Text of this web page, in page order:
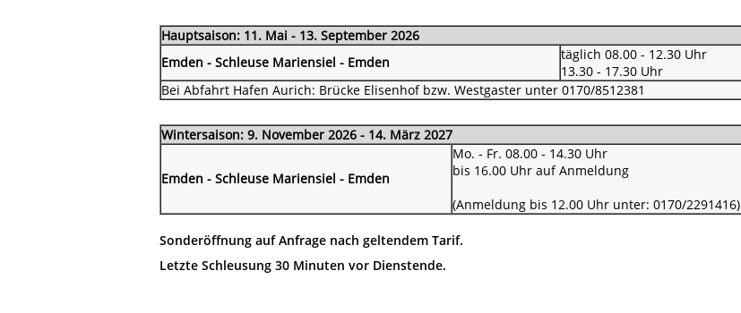
Hauptsaison: 11. Mai - 13. September 2026
Emden - Schleuse Mariensiel - Emden
täglich 08.00 - 12.30 Uhr
13.30 - 17.30 Uhr
Bei Abfahrt Hafen Aurich: Brücke Elisenhof bzw. Westgaster unter 0170/8512381
Wintersaison: 9. November 2026 - 14. März 2027
Emden - Schleuse Mariensiel - Emden
Mo. - Fr. 08.00 - 14.30 Uhr
bis 16.00 Uhr auf Anmeldung
(Anmeldung bis 12.00 Uhr unter: 0170/2291416)
Sonderöffnung auf Anfrage nach geltendem Tarif.
Letzte Schleusung 30 Minuten vor Dienstende.